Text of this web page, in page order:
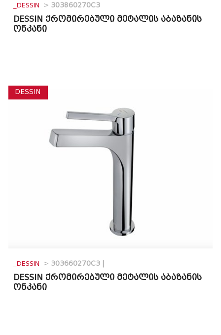
_DESSIN > 303860270C3
DESSIN ქრომირებული მეტალის აბაზანის
ონკანი
DESSIN
_DESSIN > 303660270C3 |
DESSIN ქრომირებული მეტალის აბაზანის
ონკანი